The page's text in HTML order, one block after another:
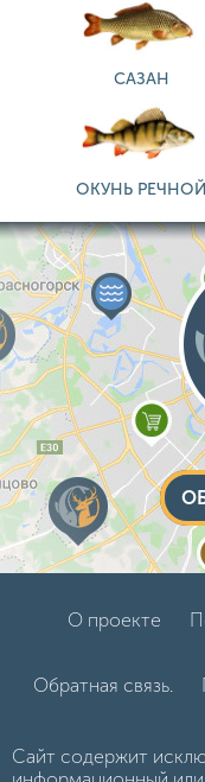
САЗАН
ОКУНЬ РЕЧНОЙ
О проекте
Обратная связь.
Сайт содержит